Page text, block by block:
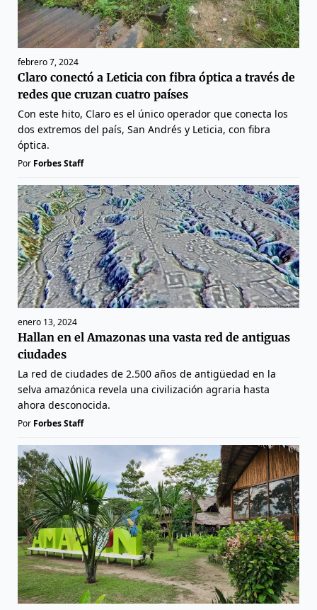
febrero 7, 2024
Claro conectó a Leticia con fibra óptica a través de
redes que cruzan cuatro países
Con este hito, Claro es el único operador que conecta los
dos extremos del país, San Andrés y Leticia, con fibra
óptica.
Por Forbes Staff
enero 13, 2024
Hallan en el Amazonas una vasta red de antiguas
ciudades
La red de ciudades de 2.500 años de antigüedad en la
selva amazónica revela una civilización agraria hasta
ahora desconocida.
Por Forbes Staff